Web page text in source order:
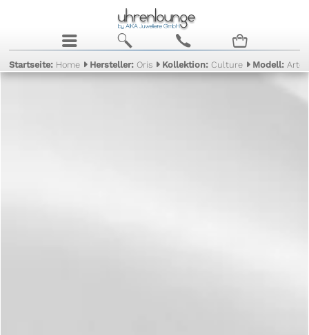
j b c n
Startseite: Home Hersteller:Oris Kollektion:Culture Modell: